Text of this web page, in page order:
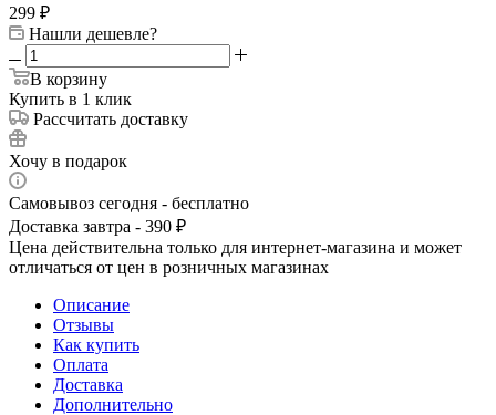
299 ₽
Нашли дешевле?
В корзину
Купить в 1 клик
Рассчитать доставку
Хочу в подарок
Самовывоз сегодня - бесплатно
Доставка завтра - 390 ₽
Цена действительна только для интернет-магазина и может
отличаться от цен в розничных магазинах
Описание
Отзывы
Как купить
Оплата
Доставка
Дополнительно